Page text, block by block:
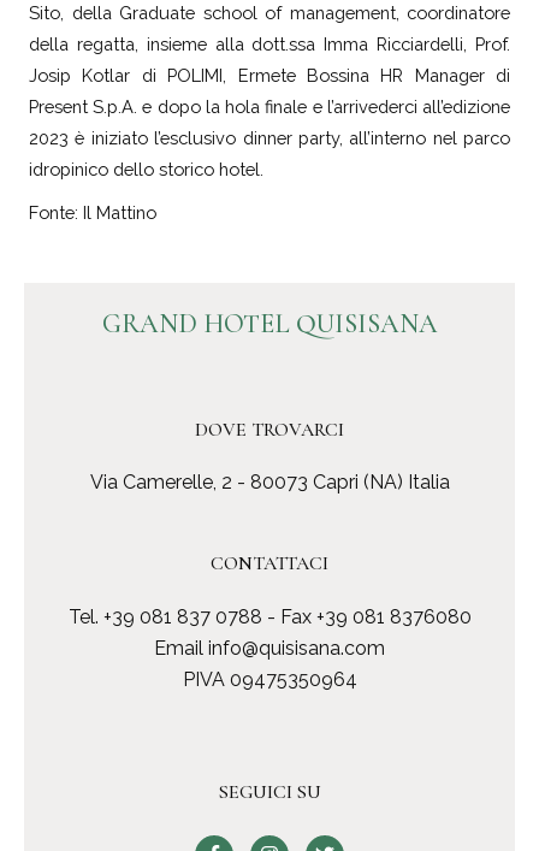
Sito, della Graduate school of management, coordinatore
della regatta, insieme alla dott.ssa Imma Ricciardelli, Prof.
Josip Kotlar di POLIMI, Ermete Bossina HR Manager di
Present S.p.A. e dopo la hola finale e l’arrivederci all’edizione
2023 è iniziato l’esclusivo dinner party, all’interno nel parco
idropinico dello storico hotel.
Fonte: Il Mattino
GRAND HOTEL QUISISANA
DOVE TROVARCI
Via Camerelle, 2 - 80073 Capri (NA) Italia
CONTATTACI
Tel. +39 081 837 0788 - Fax +39 081 8376080
Email info@quisisana.com
PIVA 09475350964
SEGUICI SU